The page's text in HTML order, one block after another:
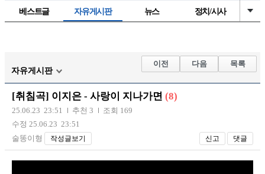
베스트글 자유게시판 뉴스 정치/시사
해외축구
국내축구
자유게시판
이전 다음 목록
[취침곡] 이지은 - 사랑이 지나가면 (8)
25.06.23 23:51 추천 3
조회 169
수정 25.06.23 23:51
술똥이형
작성글보기 신고 댓글